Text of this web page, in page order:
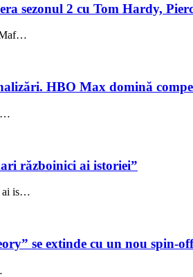
sezonul 2 cu Tom Hardy,
Maf…
HBO Max domină
războinici ai istoriei”
ai is…
se extinde cu un nou spin-off